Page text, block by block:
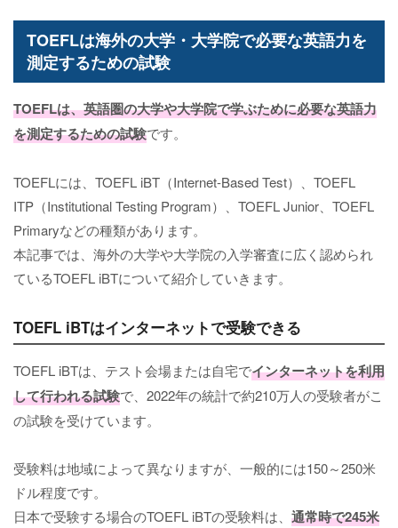
TOEFLは海外の大学・大学院で必要な英語力を
測定するための試験
TOEFLは、英語圏の大学や大学院で学ぶために必要な英語力
を測定するための試験です。
TOEFLには、TOEFL iBT（Internet-Based Test）、TOEFL
ITP（Institutional Testing Program）、TOEFL Junior、TOEFL
Primaryなどの種類があります。
本記事では、海外の大学や大学院の入学審査に広く認められ
ているTOEFL iBTについて紹介していきます。
TOEFL iBTはインターネットで受験できる
TOEFL iBTは、テスト会場または自宅でインターネットを利用
して行われる試験で、2022年の統計で約210万人の受験者がこ
の試験を受けています。
受験料は地域によって異なりますが、一般的には150～250米
ドル程度です。
日本で受験する場合のTOEFL iBTの受験料は、 通常時で245米